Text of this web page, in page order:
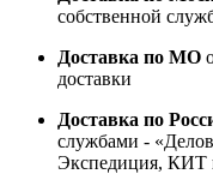
собственной
Доставка по МО
доставки
Доставка по
службами -
Экспедиция, КИТ